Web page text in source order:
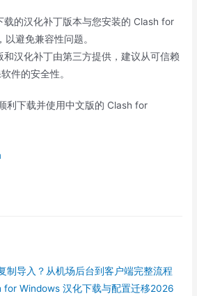
载的汉化补丁版本与您安装的 Clash for
避免兼容性问题。
和汉化补丁由第三方提供，建议从可信赖
件的安全性。
利下载并使用中文版的 Clash for
制导入？从机场后台到客户端完整流程
for Windows 汉化下载与配置迁移2026